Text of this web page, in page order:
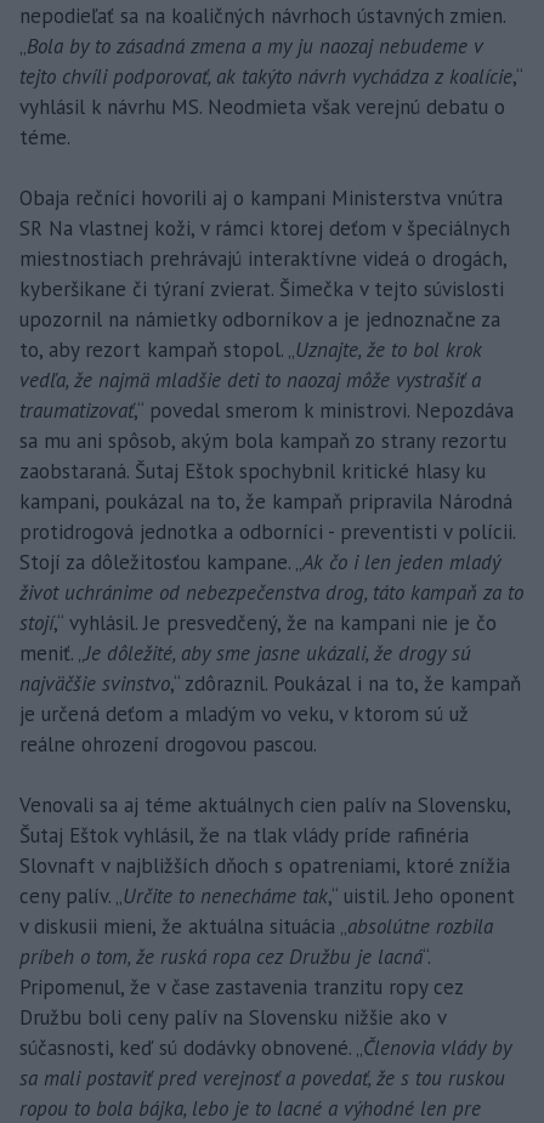
nepodieľať sa na koaličných návrhoch ústavných zmien.
„Bola by to zásadná zmena a my ju naozaj nebudeme v
tejto chvíli podporovať, ak takýto návrh vychádza z koalície,“
vyhlásil k návrhu MS. Neodmieta však verejnú debatu o
téme.
Obaja rečníci hovorili aj o kampani Ministerstva vnútra
SR Na vlastnej koži, v rámci ktorej deťom v špeciálnych
miestnostiach prehrávajú interaktívne videá o drogách,
kyberšikane či týraní zvierat. Šimečka v tejto súvislosti
upozornil na námietky odborníkov a je jednoznačne za
to, aby rezort kampaň stopol. „Uznajte, že to bol krok
vedľa, že najmä mladšie deti to naozaj môže vystrašiť a
traumatizovať,“ povedal smerom k ministrovi. Nepozdáva
sa mu ani spôsob, akým bola kampaň zo strany rezortu
zaobstaraná. Šutaj Eštok spochybnil kritické hlasy ku
kampani, poukázal na to, že kampaň pripravila Národná
protidrogová jednotka a odborníci - preventisti v polícii.
Stojí za dôležitosťou kampane. „Ak čo i len jeden mladý
život uchránime od nebezpečenstva drog, táto kampaň za to
stojí,“ vyhlásil. Je presvedčený, že na kampani nie je čo
meniť. „Je dôležité, aby sme jasne ukázali, že drogy sú
najväčšie svinstvo,“ zdôraznil. Poukázal i na to, že kampaň
je určená deťom a mladým vo veku, v ktorom sú už
reálne ohrození drogovou pascou.
Venovali sa aj téme aktuálnych cien palív na Slovensku,
Šutaj Eštok vyhlásil, že na tlak vlády príde rafinéria
Slovnaft v najbližších dňoch s opatreniami, ktoré znížia
ceny palív. „Určite to nenecháme tak,“ uistil. Jeho oponent
v diskusii mieni, že aktuálna situácia „absolútne rozbila
príbeh o tom, že ruská ropa cez Družbu je lacná“.
Pripomenul, že v čase zastavenia tranzitu ropy cez
Družbu boli ceny palív na Slovensku nižšie ako v
súčasnosti, keď sú dodávky obnovené. „Členovia vlády by
sa mali postaviť pred verejnosť a povedať, že s tou ruskou
ropou to bola bájka, lebo je to lacné a výhodné len pre